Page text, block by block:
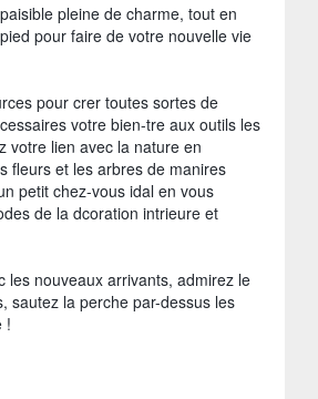
pleine de charme, tout en
pour faire de votre nouvelle vie
pour crer toutes sortes de
votre bien-tre aux outils les
votre lien avec la nature en
fleurs et les arbres de manires
petit chez-vous idal en vous
de la dcoration intrieure et
les nouveaux arrivants, admirez le
sautez la perche par-dessus les
!